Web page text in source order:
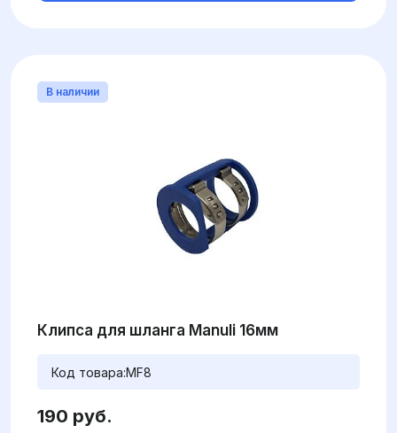
В наличии
Клипса для шланга Manuli 16мм
Код товара:MF8
190 руб.